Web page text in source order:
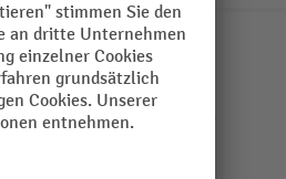
6-tlg
Glühend
und sorgfältig angelassen,